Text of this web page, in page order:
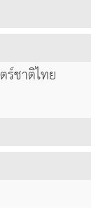
ร์ชาติไทย